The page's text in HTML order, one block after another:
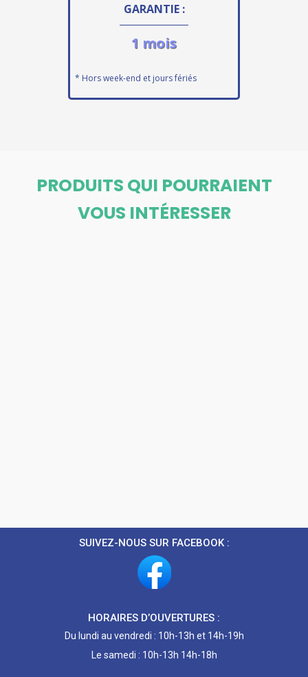
GARANTIE :
1 mois
* Hors week-end et jours fériés
PRODUITS QUI POURRAIENT
VOUS INTÉRESSER
SUIVEZ-NOUS SUR FACEBOOK :
HORAIRES D’OUVERTURES :
Du lundi au vendredi : 10h-13h et 14h-19h
Le samedi : 10h-13h 14h-18h